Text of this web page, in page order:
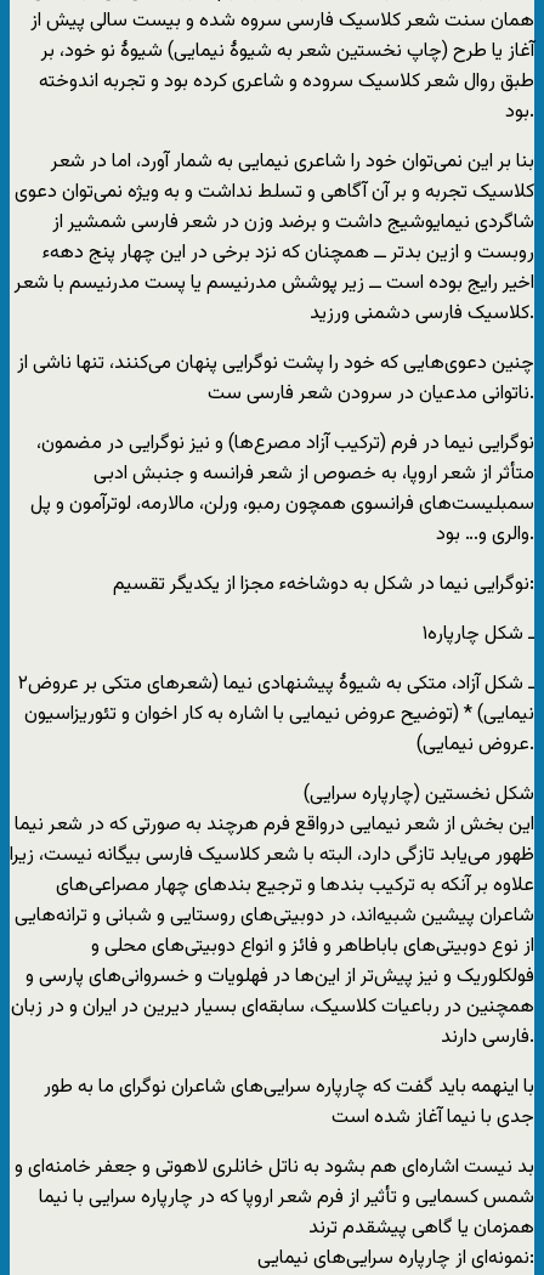
همان سنت شعر کلاسیک فارسی سروه شده و بیست سالی پیش از
آغاز یا طرح (چاپ نخستین شعر به شیوۀ نیمایی) شیوۀ نو خود، بر
طبق روال شعر کلاسیک سروده و شاعری کرده بود و تجربه اندوخته
بود.
بنا بر این نمی‌توان خود را شاعری نیمایی به شمار آورد، اما در شعر
کلاسیک تجربه و بر آن آگاهی و تسلط نداشت و به ویژه نمی‌توان دعوی
شاگردی نیمایوشیج داشت و برضد وزن در شعر فارسی شمشیر از
روبست و ازین بد‌تر ــ همچنان که نزد برخی در این چهار پنج دههء
اخیر رایج بوده است ــ زیر پوشش مدرنیسم یا پست مدرنیسم با شعر
کلاسیک فارسی دشمنی ورزید.
چنین دعوی‌هایی که خود را پشت نوگرایی پنهان می‌کنند، تنها ناشی از
ناتوانی مدعیان در سرودن شعر فارسی ست.
نوگرایی نیما در فرم (ترکیب آزاد مصرع‌ها) و نیز نوگرایی در مضمون،
متأثر از شعر اروپا، به خصوص از شعر فرانسه و جنبش ادبی
سمبلیست‌های فرانسوی همچون رمبو، ورلن، مالارمه، لوترآمون و پل
والری و… بود.
نوگرایی نیما در شکل به دوشاخهء مجزا از یکدیگر تقسیم:
۱ـ شکل چارپاره
۲ـ شکل آزاد، متکی به شیوۀ پیشنهادی نیما (شعرهای متکی بر عروض
نیمایی) * (توضیح عروض نیمایی با اشاره به کار اخوان و تئوریزاسیون
عروض نیمایی).
شکل نخستین (چارپاره سرایی)
این بخش از شعر نیمایی درواقع فرم هرچند به صورتی که در شعر نیما
ظهور می‌یابد تازگی دارد، البته با شعر کلاسیک فارسی بیگانه نیست، زیرا
علاوه بر آنکه به ترکیب بند‌ها و ترجیع بندهای چهار مصراعی‌های
شاعران پیشین شبیه‌اند، در دوبیتی‌های روستایی و شبانی و ترانه‌هایی
از نوع دوبیتی‌های باباطاهر و فائز و انواع دوبیتی‌های محلی و
فولکلوریک و نیز پیش‌تر از این‌ها در فهلویات و خسروانی‌های پارسی و
همچنین در رباعیات کلاسیک، سابقه‌ای بسیار دیرین در ایران و در زبان
فارسی دارند.
با اینهمه باید گفت که چارپاره سرایی‌های شاعران نوگرای ما به طور
جدی با نیما آغاز شده است
بد نیست اشاره‌ای هم بشود به ناتل خانلری لاهوتی و جعفر خامنه‌ای و
شمس کسمایی و تأثیر از فرم شعر اروپا که در چارپاره سرایی با نیما
همزمان یا گاهی پیشقدم ترند
نمونه‌ای از چارپاره سرایی‌های نیمایی: